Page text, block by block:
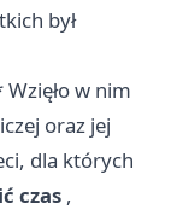
był
w nim
oraz jej
dla których
czas ,